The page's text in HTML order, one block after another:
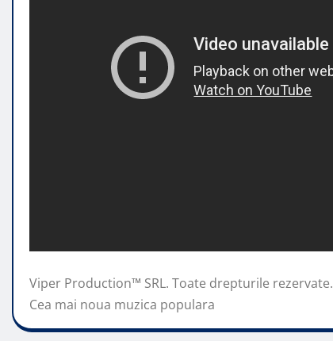
Viper Production™ SRL. Toate drepturile rezervate.
Cea mai noua muzica populara